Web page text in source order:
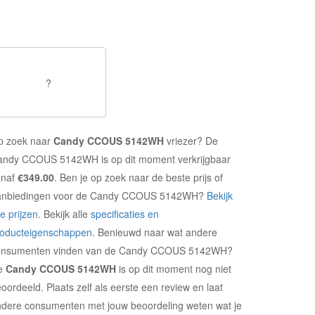
?
zoek naar Candy CCOUS 5142WH vriezer? De
CCOUS 5142WH is op dit moment verkrijgbaar
€349.00. Ben je op zoek naar de beste prijs of
voor de Candy CCOUS 5142WH? Bekijk
prijzen. Bekijk alle specificaties en
. Benieuwd naar wat andere
vinden van de Candy CCOUS 5142WH?
Candy CCOUS 5142WH is op dit moment nog niet
Plaats zelf als eerste een review en laat
consumenten met jouw beoordeling weten wat je